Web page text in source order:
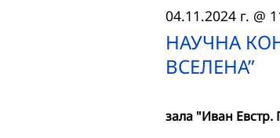
НАУЧНА
ВСЕЛЕНА”
04.11.2024 г. @
зала "Иван Евстр.